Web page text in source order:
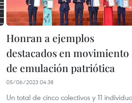
Honran a ejemplos
destacados en movimiento
de emulación patriótica
05/06/2023 04:38
Un total de cinco colectivos y 11